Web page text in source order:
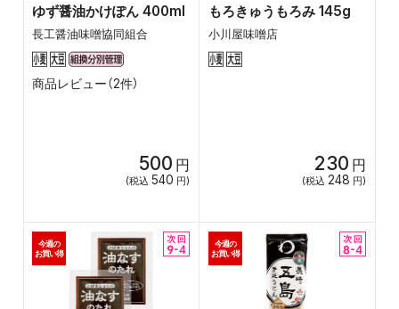
ゆず醤油かけぽん 400ml
長工醤油味噌協同組合
商品レビュー（2件）
500 円
(税込 540 円)
もろきゅうもろみ 145g
小川屋味噌店
230 円
(税込 248 円)
今週の
お買い得
今週の
お買い得